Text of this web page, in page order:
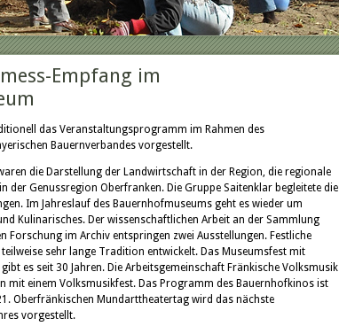
Empfang im
das Veranstaltungsprogramm im Rahmen des
Bauernverbandes vorgestellt.
die Darstellung der Landwirtschaft in der Region, die regionale
der Genussregion Oberfranken. Die Gruppe Saitenklar begleitete die
Im Jahreslauf des Bauernhofmuseums geht es wieder um
Kulinarisches. Der wissenschaftlichen Arbeit an der Sammlung
Forschung im Archiv entspringen zwei Ausstellungen. Festliche
sehr lange Tradition entwickelt. Das Museumsfest mit
es seit 30 Jahren. Die Arbeitsgemeinschaft Fränkische Volksmusik
mit einem Volksmusikfest. Das Programm des Bauernhofkinos ist
Oberfränkischen Mundarttheatertag wird das nächste
vorgestellt.